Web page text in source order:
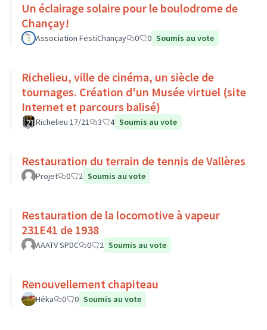
Un éclairage solaire pour le boulodrome de
Chançay!
Association FestiChançay 0 0 Soumis au vote
Richelieu, ville de cinéma, un siècle de
tournages. Création d'un Musée virtuel (site
Internet et parcours balisé)
Richelieu 17/21 3 4 Soumis au vote
Restauration du terrain de tennis de Vallères
Projet 0 2 Soumis au vote
Restauration de la locomotive à vapeur
231E41 de 1938
AAATV SPDC 0 2 Soumis au vote
Renouvellement chapiteau
Héka 0 0 Soumis au vote